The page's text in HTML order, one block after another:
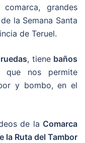
grandes
la Semana Santa
de Teruel.
, tiene baños
nos permite
y bombo, en el
de la Comarca
la Ruta del Tambor